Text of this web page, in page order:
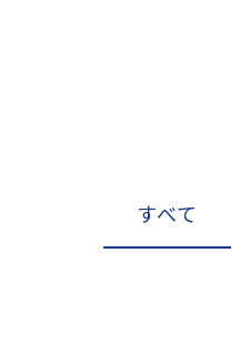
すべて